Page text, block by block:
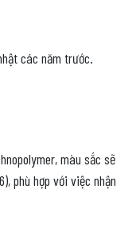
các năm trước.
màu sắc sẽ
phù hợp với việc nhận